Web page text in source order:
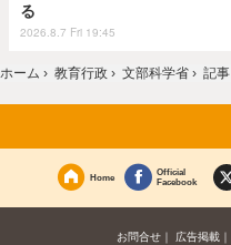
る
2026.8.7 Fri 19:45
ホーム › 教育行政 › 文部科学省 › 記事
Home
Official
Facebook
お問合せ 広告掲載